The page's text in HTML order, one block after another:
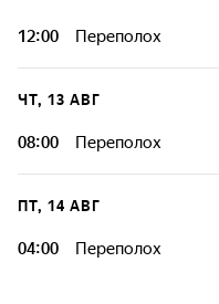
12:00 Переполох
ЧТ, 13 АВГ
08:00 Переполох
ПТ, 14 АВГ
04:00 Переполох